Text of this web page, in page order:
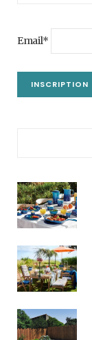
Email*